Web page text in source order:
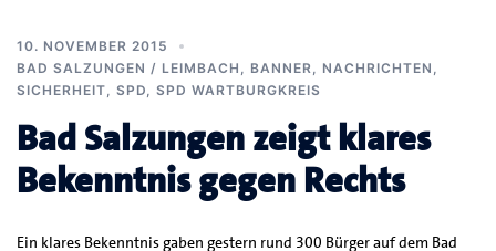
10. NOVEMBER 2015
BAD SALZUNGEN / LEIMBACH
BANNER NACHRICHTEN
SICHERHEIT
SPD SPD WARTBURGKREIS
Bad Salzungen zeigt klares
Bekenntnis gegen Rechts
Ein klares Bekenntnis gaben gestern rund 300 Bürger auf dem Bad